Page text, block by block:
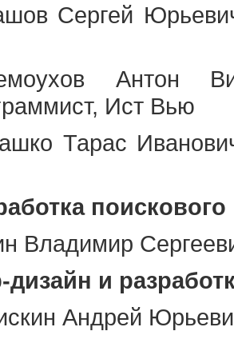
Сергей
Антон
Ист Вью
Тарас
Владимир
-дизайн и
Андрей